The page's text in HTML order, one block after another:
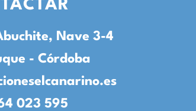
Nave 3-4
- Córdoba
023 595